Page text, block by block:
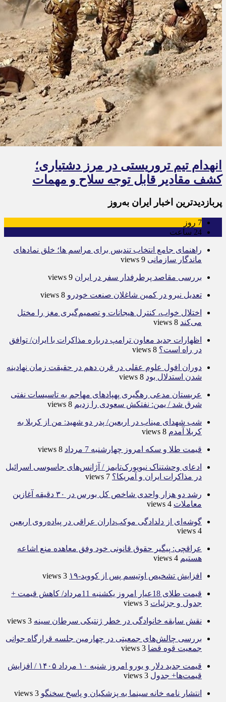
انهدام تیم تروریستی در مرز دشتیاری؛
کشف مقادیر قابل توجه سلاح و مهمات
پربازدیدترین اخبار ایران به‌روز
7 روز
24 ساعت
راهنمای جامع انتخاب تندیس برای مراسم ها؛ خلق نمادهای
ماندگار سازمانی 9 views
بررسی مقاصد پرطرفدار سفر در ایران 9 views
تعدیل نیرو در کمین شاغلان صنعت خودرو 8 views
اختلال خواب، کنترل هیجانات و تصمیم‌گیری مغز را مختل
می‌کند 8 views
اظهارات جدید معاون ترامپ درباره مذاکرات با ایران/ توافق
در راه است؟ 8 views
دوران افول علوم عقلی در قرن دهم در حقیقت زمان نهادینه
شدن استدلال بود 8 views
عربستان مدعی رهگیری پهپادهای مهاجم به تاسیسات نفتی
شرق شد / یمن: نفتکش سعودی را زدیم 8 views
شب شهدای میناب در اربعین/ پدر دو شهید: من از کربلا به
کربلا آمدم 8 views
قیمت طلا و سکه امروز چهارشنبه 7 مرداد 8 views
ادعای وحشتناک نیویورک‌تایمز / آژانس‌های جاسوسی اسرائیل
در مذاکرات ایران و آمریکا؟ 7 views
رشد دو هزار واحدی شاخص کل بورس در ۳۰ دقیقه آغازین
معاملات 4 views
گوشه‌ای از دلدادگی موکب‌داران عراقی در پیاده‌روی اربعین
4 views
عراقچی: پیگیر حقوق قانونی خود وفق معاهده منع اشاعه
هستیم 4 views
افزایش تشخیص اوتیسم پس از کووید-۱۹ 3 views
قیمت طلای 18عیار امروز یکشنبه 11مرداد/ کاهش قیمت +
جدول و جزئیات 3 views
نقش سابقه خانوادگی در خطر ژنتیکی سرطان سینه 3 views
بررسی چالش‌های جمعیتی در چهارمین جلسه قرارگاه جوانی
جمعیت قوه قضا 3 views
قیمت جدید دلار و یورو امروز شنبه ۱۰ مرداد ۱۴۰۵ / افزایش
قیمت‌ها+ جدول 3 views
انتشار نامه خانه سینما به پزشکیان و پاسخ سخنگو 3 views